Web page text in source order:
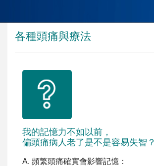
各種頭痛與療法
我的記憶力不如以前，
偏頭痛病人老了是不是容易失智？
A. 頻繁頭痛確實會影響記憶：